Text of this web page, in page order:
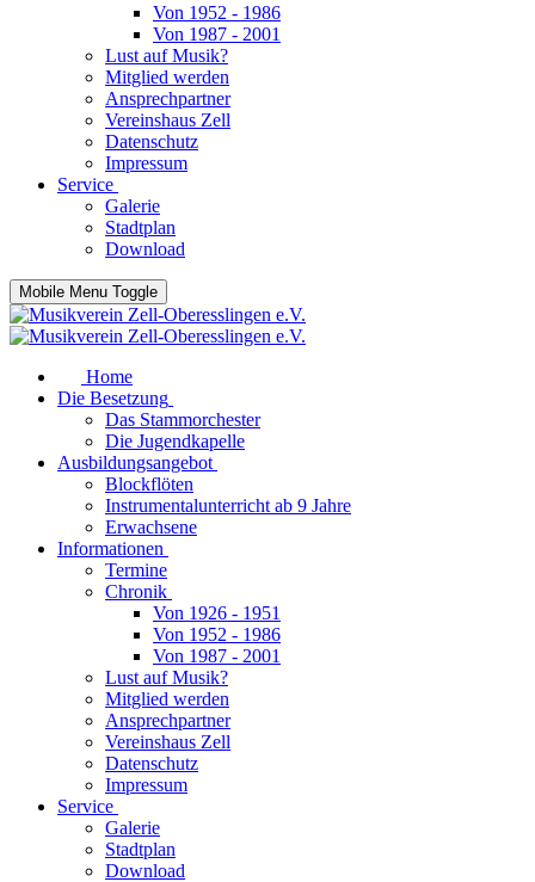
Von 1952 - 1986
Von 1987 - 2001
Lust auf Musik?
Mitglied werden
Ansprechpartner
Vereinshaus Zell
Datenschutz
Impressum
Service
Galerie
Stadtplan
Download
Mobile Menu Toggle
Home
Die Besetzung
Das Stammorchester
Die Jugendkapelle
Ausbildungsangebot
Blockflöten
Instrumentalunterricht ab 9 Jahre
Erwachsene
Informationen
Termine
Chronik
Von 1926 - 1951
Von 1952 - 1986
Von 1987 - 2001
Lust auf Musik?
Mitglied werden
Ansprechpartner
Vereinshaus Zell
Datenschutz
Impressum
Service
Galerie
Stadtplan
Download